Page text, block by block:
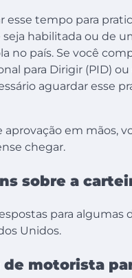
esse tempo para
habilitada ou de
no país. Se você
para Dirigir (PID)
aguardar esse
em mãos,
chegar.
sobre a
para
Unidos.
motorista